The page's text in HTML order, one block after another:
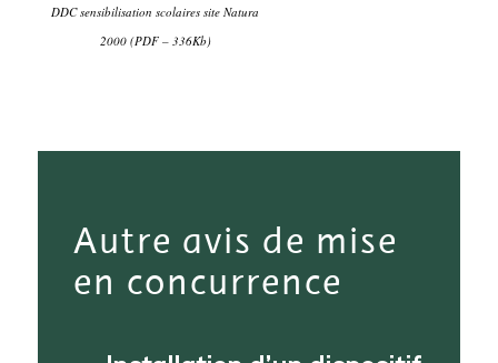
DDC sensibilisation scolaires site Natura
2000 (PDF – 336Kb)
Autre avis de mise
en concurrence